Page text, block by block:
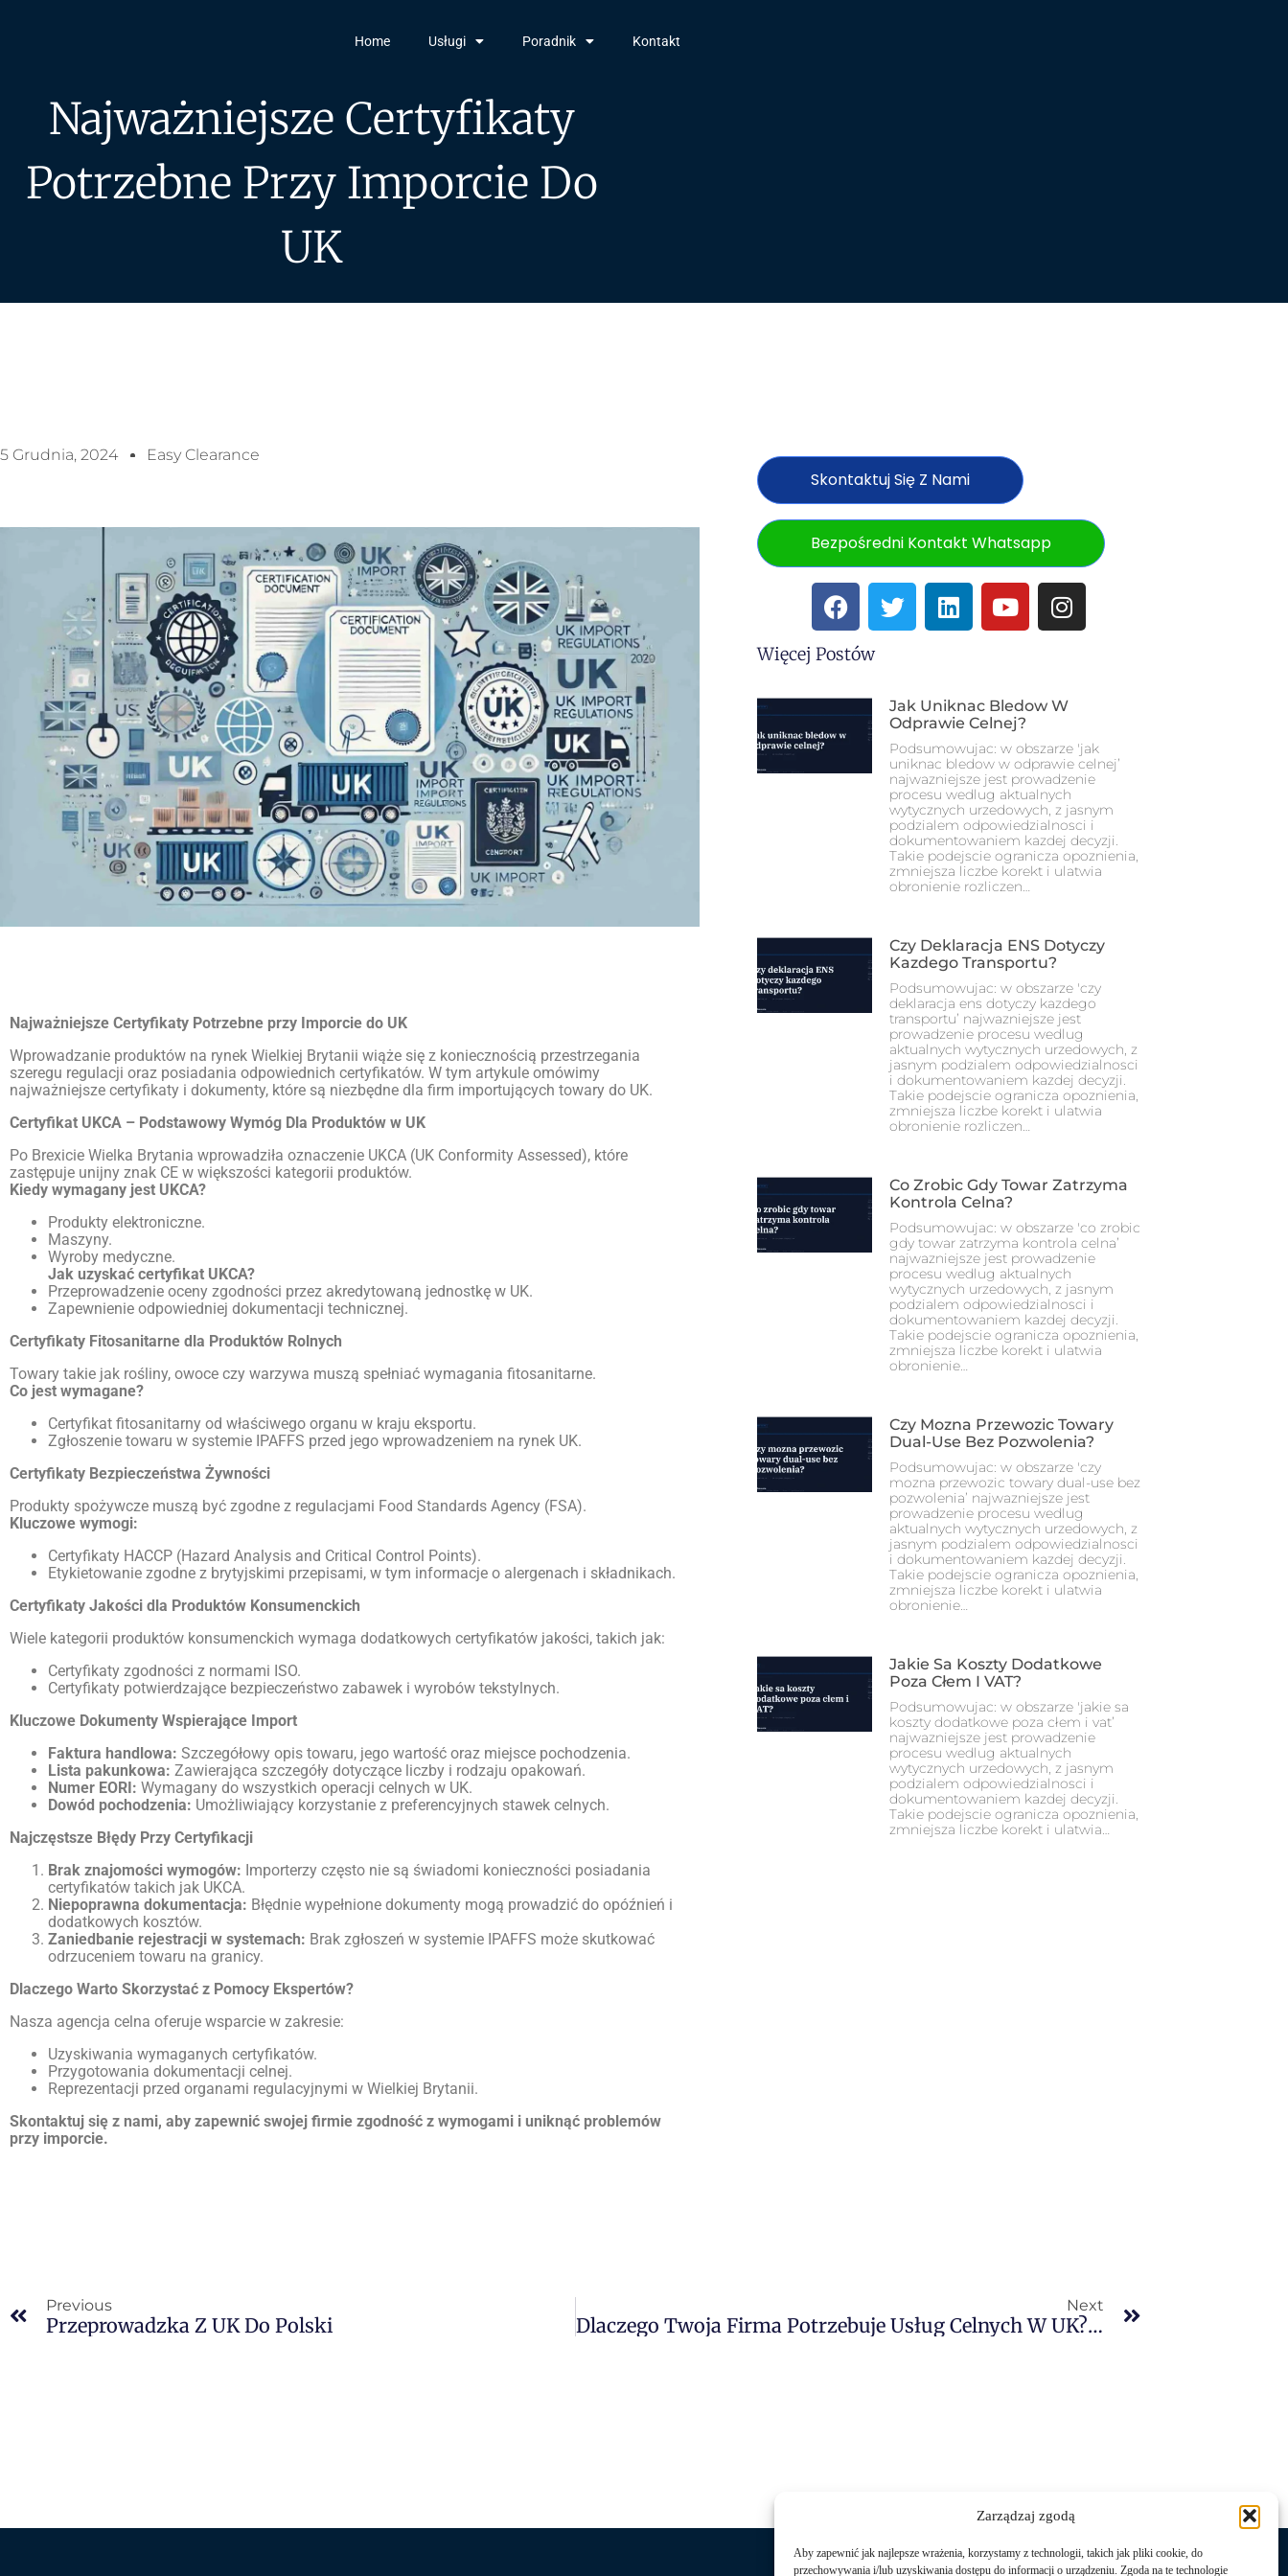
Zarządzaj zgodą
Aby zapewnić jak najlepsze wrażenia, korzystamy z technologii, takich jak pliki cookie, do
przechowywania i/lub uzyskiwania dostępu do informacji o urządzeniu. Zgoda na te technologie
Home Usługi Poradnik Kontakt
Najważniejsze Certyfikaty
Potrzebne Przy Imporcie Do
UK
5 Grudnia, 2024 Easy Clearance
Najważniejsze Certyfikaty Potrzebne przy Imporcie do UK
Wprowadzanie produktów na rynek Wielkiej Brytanii wiąże się z koniecznością przestrzegania
szeregu regulacji oraz posiadania odpowiednich certyfikatów. W tym artykule omówimy
najważniejsze certyfikaty i dokumenty, które są niezbędne dla firm importujących towary do UK.
Certyfikat UKCA – Podstawowy Wymóg Dla Produktów w UK
Po Brexicie Wielka Brytania wprowadziła oznaczenie UKCA (UK Conformity Assessed), które
zastępuje unijny znak CE w większości kategorii produktów.
Kiedy wymagany jest UKCA?
Produkty elektroniczne.
Maszyny.
Wyroby medyczne.
Jak uzyskać certyfikat UKCA?
Przeprowadzenie oceny zgodności przez akredytowaną jednostkę w UK.
Zapewnienie odpowiedniej dokumentacji technicznej.
Certyfikaty Fitosanitarne dla Produktów Rolnych
Towary takie jak rośliny, owoce czy warzywa muszą spełniać wymagania fitosanitarne.
Co jest wymagane?
Certyfikat fitosanitarny od właściwego organu w kraju eksportu.
Zgłoszenie towaru w systemie IPAFFS przed jego wprowadzeniem na rynek UK.
Certyfikaty Bezpieczeństwa Żywności
Produkty spożywcze muszą być zgodne z regulacjami Food Standards Agency (FSA).
Kluczowe wymogi:
Certyfikaty HACCP (Hazard Analysis and Critical Control Points).
Etykietowanie zgodne z brytyjskimi przepisami, w tym informacje o alergenach i składnikach.
Certyfikaty Jakości dla Produktów Konsumenckich
Wiele kategorii produktów konsumenckich wymaga dodatkowych certyfikatów jakości, takich jak:
Certyfikaty zgodności z normami ISO.
Certyfikaty potwierdzające bezpieczeństwo zabawek i wyrobów tekstylnych.
Kluczowe Dokumenty Wspierające Import
Faktura handlowa: Szczegółowy opis towaru, jego wartość oraz miejsce pochodzenia.
Lista pakunkowa: Zawierająca szczegóły dotyczące liczby i rodzaju opakowań.
Numer EORI: Wymagany do wszystkich operacji celnych w UK.
Dowód pochodzenia: Umożliwiający korzystanie z preferencyjnych stawek celnych.
Najczęstsze Błędy Przy Certyfikacji
Brak znajomości wymogów: Importerzy często nie są świadomi konieczności posiadania
certyfikatów takich jak UKCA.
Niepoprawna dokumentacja: Błędnie wypełnione dokumenty mogą prowadzić do opóźnień i
dodatkowych kosztów.
Zaniedbanie rejestracji w systemach: Brak zgłoszeń w systemie IPAFFS może skutkować
odrzuceniem towaru na granicy.
Dlaczego Warto Skorzystać z Pomocy Ekspertów?
Nasza agencja celna oferuje wsparcie w zakresie:
Uzyskiwania wymaganych certyfikatów.
Przygotowania dokumentacji celnej.
Reprezentacji przed organami regulacyjnymi w Wielkiej Brytanii.
Skontaktuj się z nami, aby zapewnić swojej firmie zgodność z wymogami i uniknąć problemów
przy imporcie.
Skontaktuj Się Z Nami
Bezpośredni Kontakt Whatsapp
Więcej Postów
Jak Uniknac Bledow W
Odprawie Celnej?
Podsumowujac: w obszarze 'jak
uniknac bledow w odprawie celnej’
najwazniejsze jest prowadzenie
procesu wedlug aktualnych
wytycznych urzedowych, z jasnym
podzialem odpowiedzialnosci i
dokumentowaniem kazdej decyzji.
Takie podejscie ogranicza opoznienia,
zmniejsza liczbe korekt i ulatwia
obronienie rozliczen…
Czy Deklaracja ENS Dotyczy
Kazdego Transportu?
Podsumowujac: w obszarze 'czy
deklaracja ens dotyczy kazdego
transportu’ najwazniejsze jest
prowadzenie procesu wedlug
aktualnych wytycznych urzedowych, z
jasnym podzialem odpowiedzialnosci
i dokumentowaniem kazdej decyzji.
Takie podejscie ogranicza opoznienia,
zmniejsza liczbe korekt i ulatwia
obronienie rozliczen…
Co Zrobic Gdy Towar Zatrzyma
Kontrola Celna?
Podsumowujac: w obszarze 'co zrobic
gdy towar zatrzyma kontrola celna’
najwazniejsze jest prowadzenie
procesu wedlug aktualnych
wytycznych urzedowych, z jasnym
podzialem odpowiedzialnosci i
dokumentowaniem kazdej decyzji.
Takie podejscie ogranicza opoznienia,
zmniejsza liczbe korekt i ulatwia
obronienie…
Czy Mozna Przewozic Towary
Dual-Use Bez Pozwolenia?
Podsumowujac: w obszarze 'czy
mozna przewozic towary dual-use bez
pozwolenia’ najwazniejsze jest
prowadzenie procesu wedlug
aktualnych wytycznych urzedowych, z
jasnym podzialem odpowiedzialnosci
i dokumentowaniem kazdej decyzji.
Takie podejscie ogranicza opoznienia,
zmniejsza liczbe korekt i ulatwia
obronienie…
Jakie Sa Koszty Dodatkowe
Poza Cłem I VAT?
Podsumowujac: w obszarze 'jakie sa
koszty dodatkowe poza cłem i vat’
najwazniejsze jest prowadzenie
procesu wedlug aktualnych
wytycznych urzedowych, z jasnym
podzialem odpowiedzialnosci i
dokumentowaniem kazdej decyzji.
Takie podejscie ogranicza opoznienia,
zmniejsza liczbe korekt i ulatwia…
Previous
Przeprowadzka Z UK Do Polski
Next
Dlaczego Twoja Firma Potrzebuje Usług Celnych W UK? 7 Kluczowych Powodów